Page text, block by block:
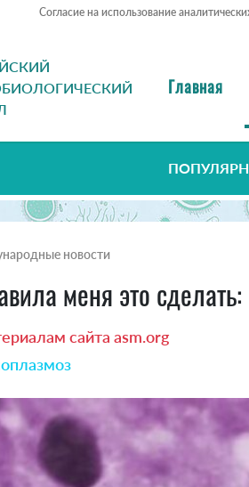
Согласие на использование
Главная
новости
меня это
сайта asm.org